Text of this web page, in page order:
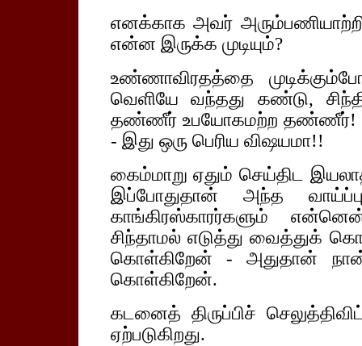
எனக்காக அவர்
என்ன இருக்க முடியும்?
உண்ணாவிரதத்தை
வெளியே வந்தது கண்டு,
தண்ணீர் உபயோகமற்ற தண்ணீர்!
- இது ஒரு பெரிய விஷயமா!!
கைம்மாறு ஏதும் செய்திட
இப்போதுதான் அந்த
காங்கிரஸ்காரர்களும்
சிந்தாமல் எடுத்து வைத்துக்
கொள்கிறேன் - அதுதான்
கொள்கிறேன்.
கடனைத் திருப்பிச்
ஏற்படுகிறது.